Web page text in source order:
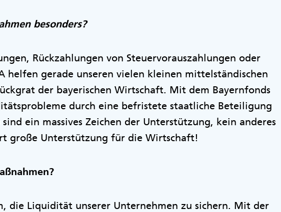
besonders?
Rückzahlungen von Steuervorauszahlungen oder
helfen gerade unseren vielen kleinen mittelständischen
der bayerischen Wirtschaft. Mit dem Bayernfonds
durch eine befristete staatliche Beteiligung
ein massives Zeichen der Unterstützung, kein anderes
große Unterstützung für die Wirtschaft!
die Liquidität unserer Unternehmen zu sichern. Mit der